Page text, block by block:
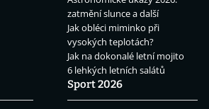
zatmění slunce a další
Jak obléci miminko při
vysokých teplotách?
Jak na dokonalé letní mojito
6 lehkých letních salátů
Sport 2026